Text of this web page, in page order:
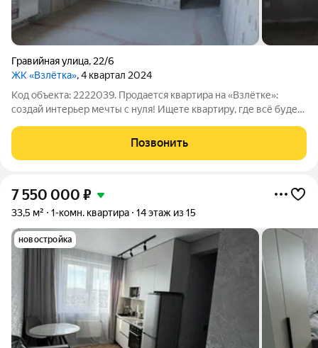
Гравийная улица, 22/6
ЖК «Взлётка», 4 квартал 2024
Код объекта: 2222039. Продается квартира на «Взлётке»:
создай интерьер мечты с нуля! Ищете квартиру, где всё будет
«Взлётка» (Иркутск, ул. Гравийная, 22/6) в черновом варианте.
Это не «минус», а ваш
Позвонить
7 550 000 ₽
33,5 м² 1-комн. квартира 14 этаж из 15
новостройка